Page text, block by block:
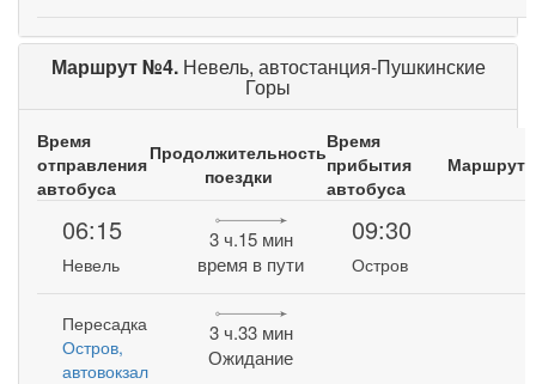
Маршрут №4. Невель, автостанция-Пушкинские
Горы
Время
отправления
автобуса
Продолжительность
поездки
Время
прибытия
автобуса
Маршрут
06:15
Невель
3 ч.15 мин
время в пути
09:30
Остров
Пересадка
Остров,
автовокзал
3 ч.33 мин
Ожидание